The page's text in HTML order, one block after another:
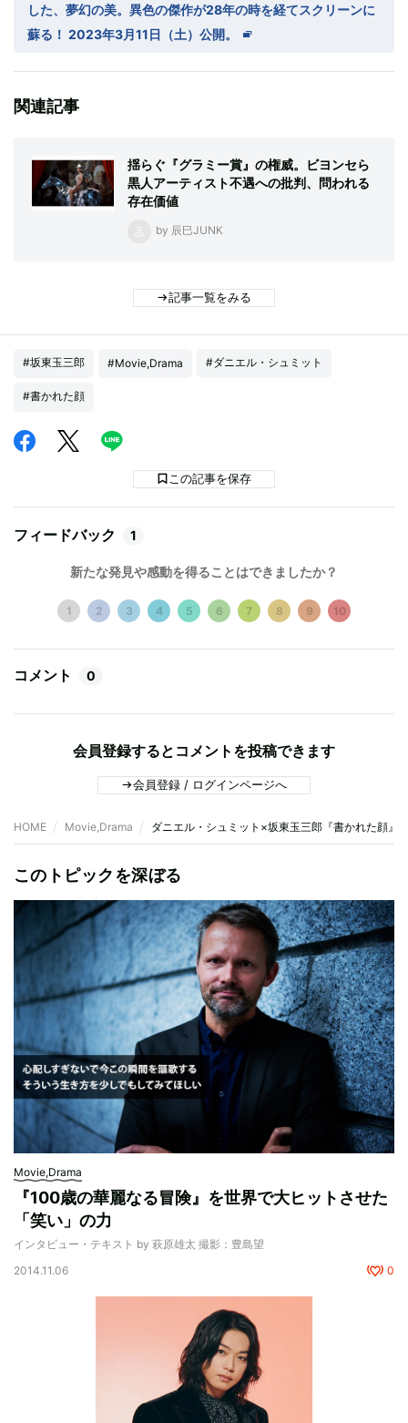
した、夢幻の美。異色の傑作が28年の時を経てスクリーンに
蘇る！ 2023年3月11日（土）公開。
関連記事
揺らぐ『グラミー賞』の権威。ビヨンセら
黒人アーティスト不遇への批判、問われる
存在価値
by 辰巳JUNK
記事一覧をみる
#坂東玉三郎 #Movie,Drama #ダニエル・シュミット
#書かれた顔
この記事を保存
フィードバック 1
新たな発見や感動を得ることはできましたか？
1 2 3 4 5 6 7 8 9 10
コメント 0
会員登録するとコメントを投稿できます
会員登録 / ログインページへ
HOME Movie,Drama ダニエル・シュミット×坂東玉三郎『書かれた顔』
このトピックを深ぼる
Movie,Drama
『100歳の華麗なる冒険』を世界で大ヒットさせた
「笑い」の力
インタビュー・テキスト by 萩原雄太 撮影：豊島望
2014.11.06
0